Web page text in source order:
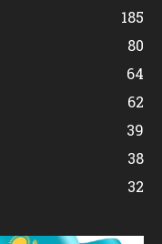
185
80
64
62
39
38
32